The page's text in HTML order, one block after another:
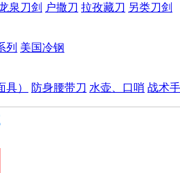
泉刀剑 户撒刀 拉孜藏刀 另类刀剑
列 美国冷钢
具） 防身腰带刀 水壶、口哨 战术